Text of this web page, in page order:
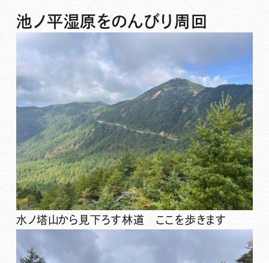
池ノ平湿原をのんびり周回
水ノ塔山から見下ろす林道 ここを歩きます